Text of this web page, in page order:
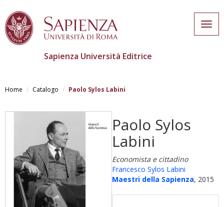
contenuto
Sapienza Università Editrice
Home Catalogo Paolo Sylos Labini
Paolo Sylos
Labini
Economista e cittadino
Francesco Sylos Labini
Maestri della Sapienza, 2015